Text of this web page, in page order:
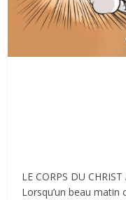
LE CORPS DU
Lorsqu’un beau